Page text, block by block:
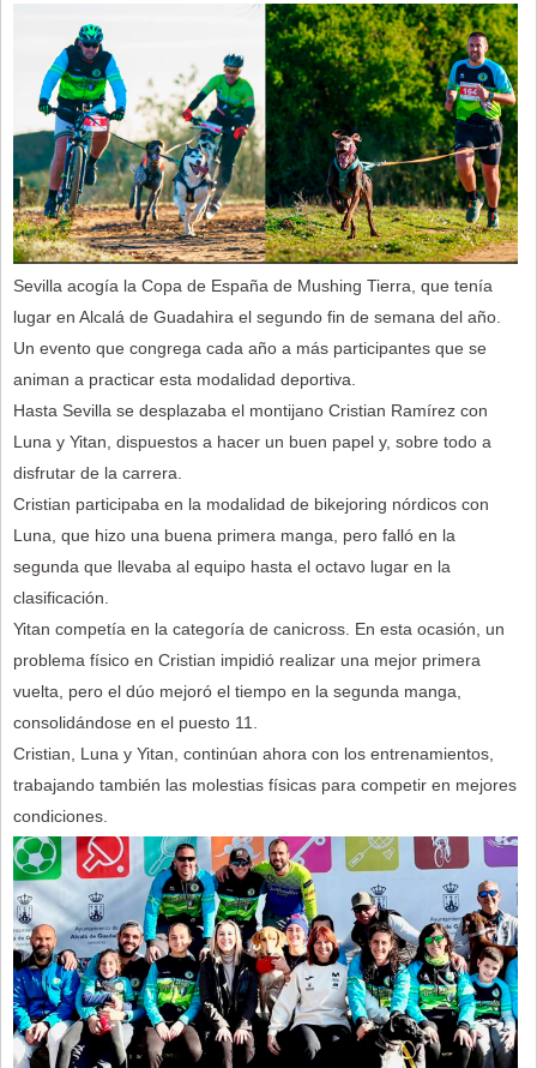
Sevilla acogía la Copa de España de Mushing Tierra, que tenía
lugar en Alcalá de Guadahira el segundo fin de semana del año.
Un evento que congrega cada año a más participantes que se
animan a practicar esta modalidad deportiva.
Hasta Sevilla se desplazaba el montijano Cristian Ramírez con
Luna y Yitan, dispuestos a hacer un buen papel y, sobre todo a
disfrutar de la carrera.
Cristian participaba en la modalidad de bikejoring nórdicos con
Luna, que hizo una buena primera manga, pero falló en la
segunda que llevaba al equipo hasta el octavo lugar en la
clasificación.
Yitan competía en la categoría de canicross. En esta ocasión, un
problema físico en Cristian impidió realizar una mejor primera
vuelta, pero el dúo mejoró el tiempo en la segunda manga,
consolidándose en el puesto 11.
Cristian, Luna y Yitan, continúan ahora con los entrenamientos,
trabajando también las molestias físicas para competir en mejores
condiciones.